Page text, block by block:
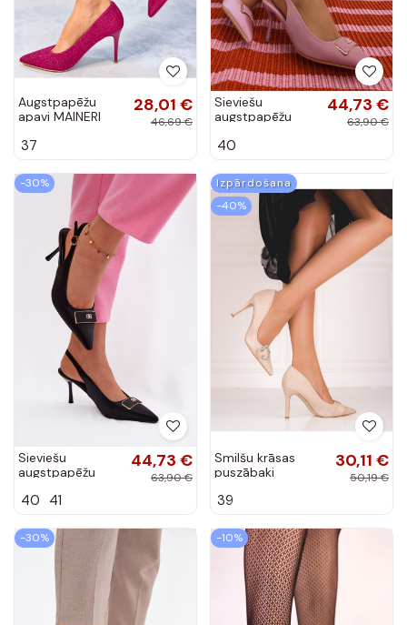
Augstpapēžu
apavi MAINERI
28,01 €
46,69 €
37
Sieviešu
augstpapēžu
grezniem
krāsā Lurella
44,73 €
63,90 €
40
-30%
Sieviešu
augstpapēžu
grezniem
melnā krāsā
Lurella
44,73 €
63,90 €
40 41
Izpārdošana
-40%
Smilšu krāsas
puszābaki
30,11 €
50,19 €
39
-30% -10%